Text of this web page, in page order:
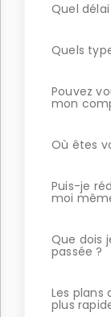
Quel
Quels
Pouvez
mon
Où êtes
Puis-je
moi
Que dois
passée ?
Les plans
plus